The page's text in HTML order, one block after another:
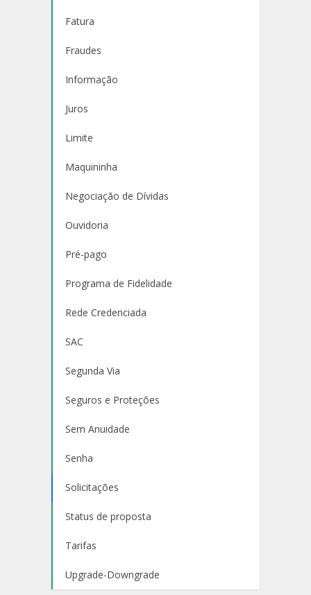
Fatura
Fraudes
Informação
Juros
Limite
Maquininha
Negociação de Dívidas
Ouvidoria
Pré-pago
Programa de Fidelidade
Rede Credenciada
SAC
Segunda Via
Seguros e Proteções
Sem Anuidade
Senha
Solicitações
Status de proposta
Tarifas
Upgrade-Downgrade